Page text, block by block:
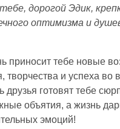
дорогой Эдик,
оптимизма и
приносит тебе новые
творчества и успеха во
друзья готовят тебе
объятия, а жизнь
эмоций!